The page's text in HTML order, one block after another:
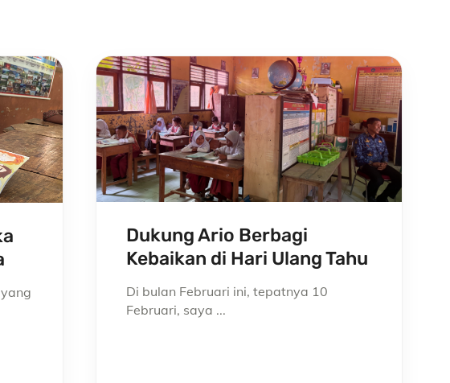
Dukung Ario Berbagi
Kebaikan di Hari Ulang Tahu
Di bulan Februari ini, tepatnya 10
Februari, saya ...